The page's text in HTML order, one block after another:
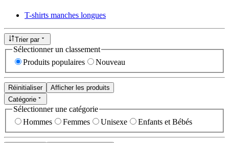
T-shirts manches longues
Trier par
Sélectionner un classement
Produits populaires
Nouveau
Réinitialiser
Afficher les produits
Catégorie
Sélectionner une catégorie
Hommes
Femmes Unisexe Enfants et Bébés